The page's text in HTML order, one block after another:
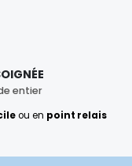
entier
ou en point relais